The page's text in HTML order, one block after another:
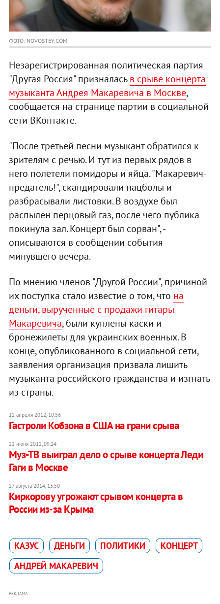
ФОТО: NOVOSTEY.COM
Незарегистрированная политическая партия
"Другая Россия" призналасьв срыве концерта
музыканта Андрея Макаревича в Москве,
сообщается на странице партии в социальной
сети ВКонтакте.
"После третьей песни музыкант обратился к
зрителям с речью. И тут из первых рядов в
него полетели помидоры и яйца. "Макаревич-
предатель!", скандировали нацболы и
разбрасывали листовки. В воздухе был
распылен перцовый газ, после чего публика
покинула зал. Концерт был сорван", -
описываются в сообщении события
минувшего вечера.
По мнению членов "Другой России", причиной
их поступка стало известие о том, что на
деньги, вырученные с продажи гитары
Макаревича, были куплены каски и
бронежилеты для украинских военных. В
конце, опубликованного в социальной сети,
заявления организация призвала лишить
музыканта российского гражданства и изгнать
из страны.
12 апреля 2012, 10:56
Гастроли Кобзона в США на грани срыва
22 июня 2012, 09:24
Муз-ТВ выиграл дело о срыве концерта Леди
Гаги в Москве
27 августа 2014, 13:50
Киркорову угрожают срывом концерта в
России из-за Крыма
КАЗУС ДЕНЬГИ ПОЛИТИКИ
КОНЦЕРТ
АНДРЕЙ МАКАРЕВИЧ
РЕКЛАМА